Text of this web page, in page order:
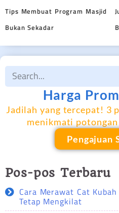
Tips Membuat Program Masjid
Bukan Sekadar
Harga
Jadilah yang tercepat! 3
menikmati potongan
Pengajuan
Pos-pos Terbaru
Cara Merawat Cat
Tetap Mengkilat